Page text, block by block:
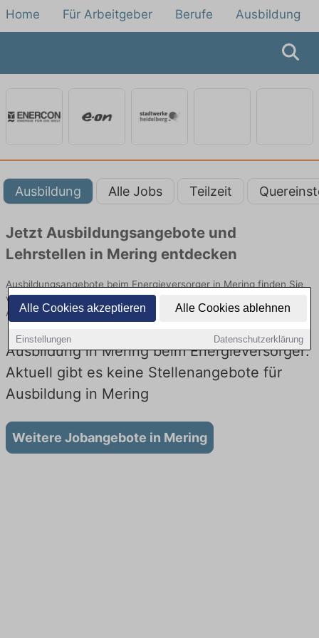
Alle Cookies akzeptieren Alle Cookies ablehnen
Einstellungen Datenschutzerklärung
Home Für Arbeitgeber Berufe Ausbildung
Ausbildung Alle Jobs Teilzeit
Jetzt Ausbildungsangebote und
Lehrstellen in Mering entdecken
Ausbildungsangebote beim Energieversorger in Mering finden Sie
von namhaften Firmen. Entdecken Sie freie Optionen von Top-
Arbeitgebern und bewerben Sie sich noch heute.
Ausbildung in Mering beim Energieversorger:
Aktuell gibt es keine Stellenangebote für
Ausbildung in Mering
Weitere Jobangebote in Mering